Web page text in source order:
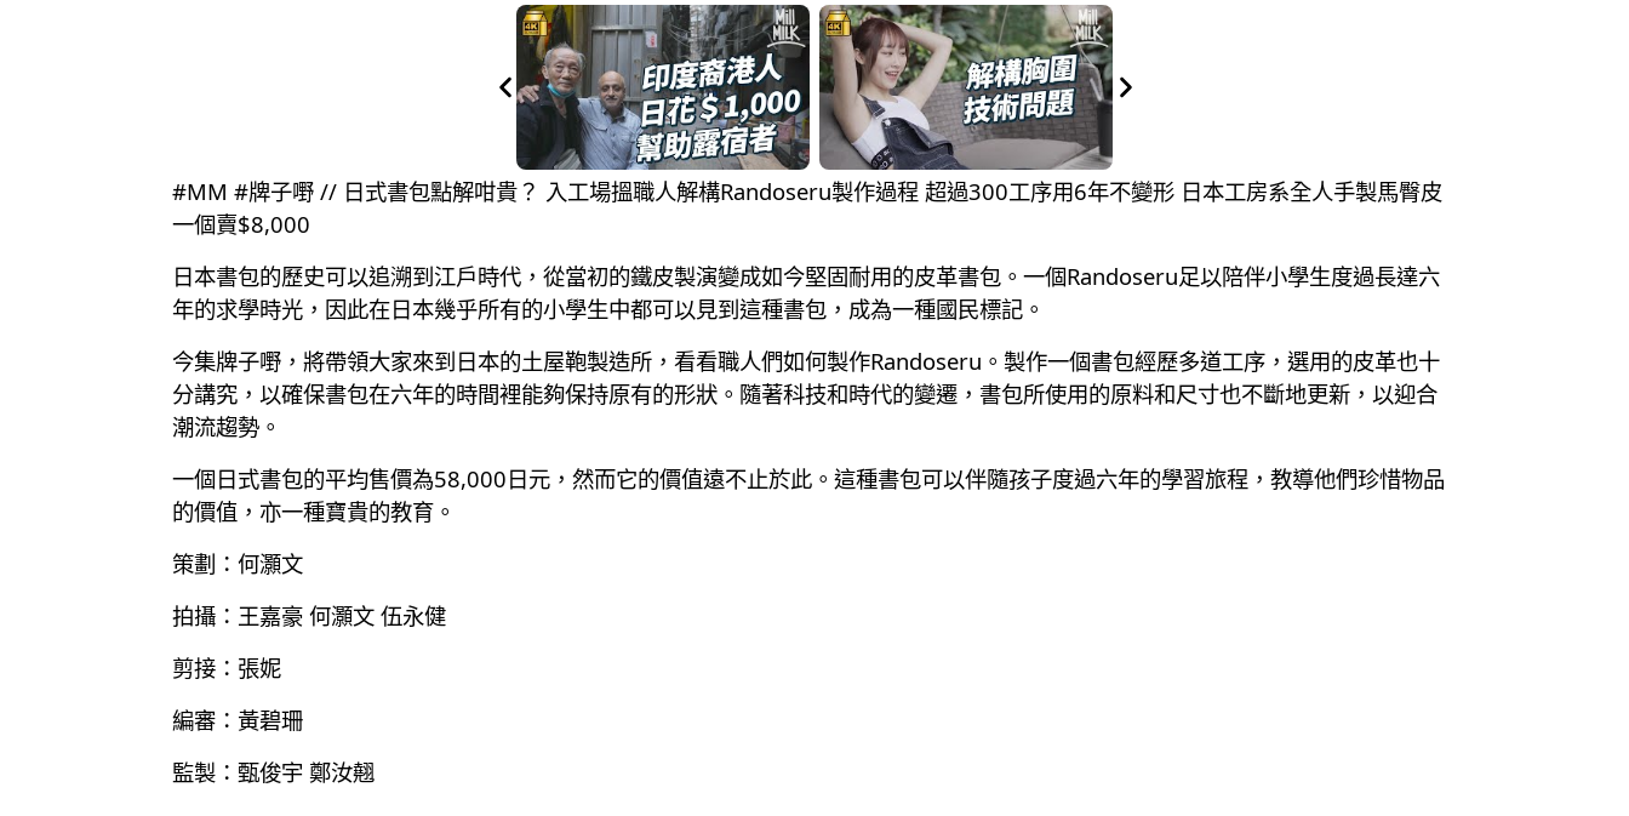
#MM #牌子嘢 // 日式書包點解咁貴？ 入工場搵職人解構Randoseru製作過程 超過300工序用6年不變形 日本工房系全人手製馬臀皮
一個賣$8,000
日本書包的歷史可以追溯到江戶時代，從當初的鐵皮製演變成如今堅固耐用的皮革書包。一個Randoseru足以陪伴小學生度過長達六
年的求學時光，因此在日本幾乎所有的小學生中都可以見到這種書包，成為一種國民標記。
今集牌子嘢，將帶領大家來到日本的土屋鞄製造所，看看職人們如何製作Randoseru。製作一個書包經歷多道工序，選用的皮革也十
分講究，以確保書包在六年的時間裡能夠保持原有的形狀。隨著科技和時代的變遷，書包所使用的原料和尺寸也不斷地更新，以迎合
潮流趨勢。
一個日式書包的平均售價為58,000日元，然而它的價值遠不止於此。這種書包可以伴隨孩子度過六年的學習旅程，教導他們珍惜物品
的價值，亦一種寶貴的教育。
策劃：何灝文
拍攝：王嘉豪 何灝文 伍永健
剪接：張妮
編審：黃碧珊
監製：甄俊宇 鄭汝翹